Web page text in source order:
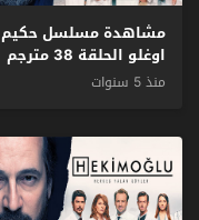
مشاهدة مسلسل حكيم
اوغلو الحلقة 38 مترجم
منذ 5 سنوات